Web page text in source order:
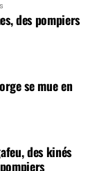
des pompiers
se mue en
des kinés